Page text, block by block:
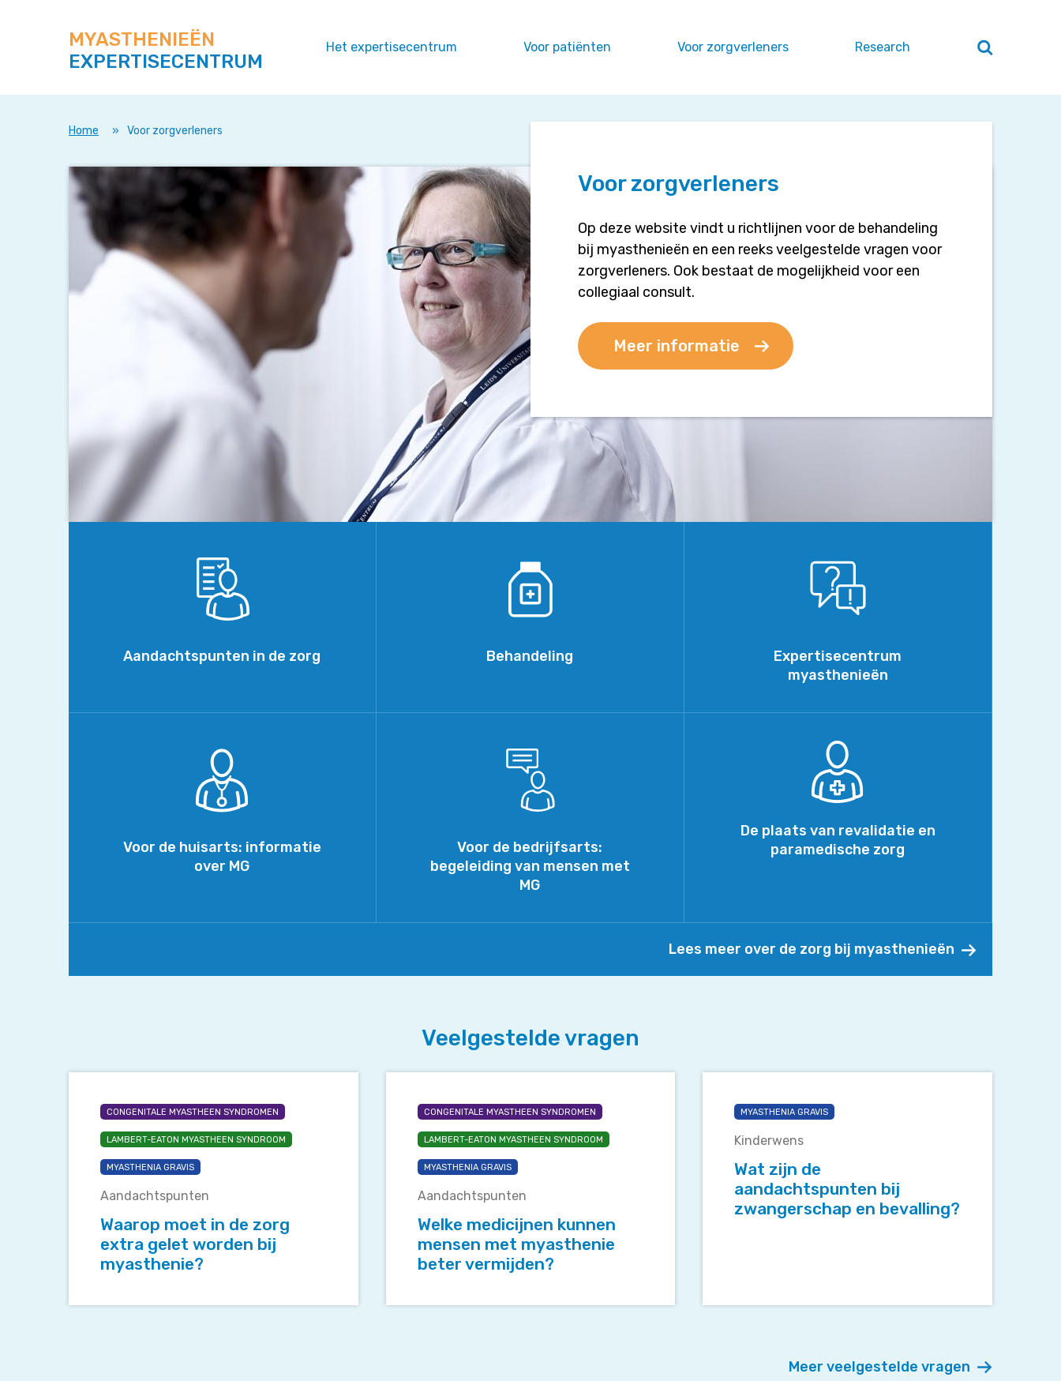
naar
content
deze
site
MYASTHENIEËN
EXPERTISECENTRUM
Het expertisecentrum Voor patiënten Voor zorgverleners Research Zoeken
sluiten
Home » Voor zorgverleners
Voor zorgverleners
Op deze website vindt u richtlijnen voor de behandeling
bij myasthenieën en een reeks veelgestelde vragen voor
zorgverleners. Ook bestaat de mogelijkheid voor een
collegiaal consult.
Meer informatie
de
zorg
Aandachtspunten in de zorg Behandeling
Expertisecentrum
myasthenieën
huisarts:
informatie
over
MG
Voor de huisarts: informatie
over MG
bedrijfsarts:
begeleiding
van
mensen
MG
Voor de bedrijfsarts:
begeleiding van mensen met
MG
plaats
van
revalidatie
en
zorg
De plaats van revalidatie en
paramedische zorg
Lees meer over de zorg bij myasthenieën
Veelgestelde vragen
myasthenie?
CONGENITALE MYASTHEEN SYNDROMEN
LAMBERT-EATON MYASTHEEN SYNDROOM
MYASTHENIA GRAVIS
Aandachtspunten
Waarop moet in de zorg
extra gelet worden bij
myasthenie?
kunnen
mensen
myasthenie
CONGENITALE MYASTHEEN SYNDROMEN
LAMBERT-EATON MYASTHEEN SYNDROOM
MYASTHENIA GRAVIS
Aandachtspunten
Welke medicijnen kunnen
mensen met myasthenie
beter vermijden?
aandachtspunten
zwangerschap
bevalling?
MYASTHENIA GRAVIS
Kinderwens
Wat zijn de
aandachtspunten bij
zwangerschap en bevalling?
Meer veelgestelde vragen